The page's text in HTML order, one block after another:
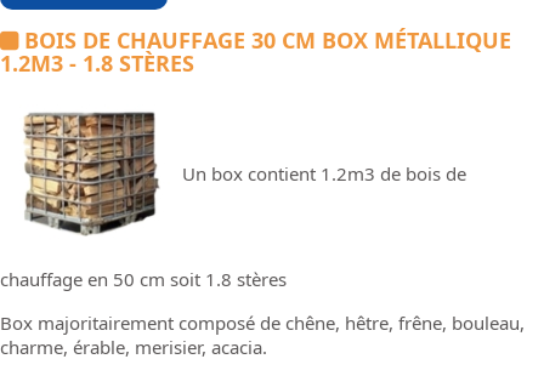
BOIS DE CHAUFFAGE 30 CM BOX MÉTALLIQUE
1.2M3 - 1.8 STÈRES
Un box contient 1.2m3 de bois de
chauffage en 50 cm soit 1.8 stères
Box majoritairement composé de chêne, hêtre, frêne, bouleau,
charme, érable, merisier, acacia.